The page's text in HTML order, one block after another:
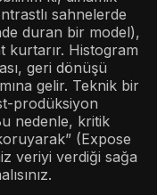
sahnelerde
duran bir model),
kurtarır. Histogram
geri dönüşü
gelir. Teknik bir
prodüksiyon
nedenle, kritik
(Expose
veriyi verdiği sağa